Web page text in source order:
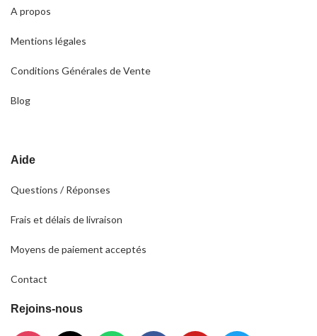
A propos
Mentions légales
Conditions Générales de Vente
Blog
Aide
Questions / Réponses
Frais et délais de livraison
Moyens de paiement acceptés
Contact
Rejoins-nous